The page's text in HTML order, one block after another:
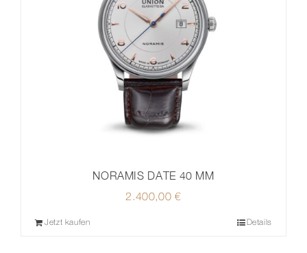
NORAMIS DATE 40 MM
2.400,00€
Jetzt kaufen Details